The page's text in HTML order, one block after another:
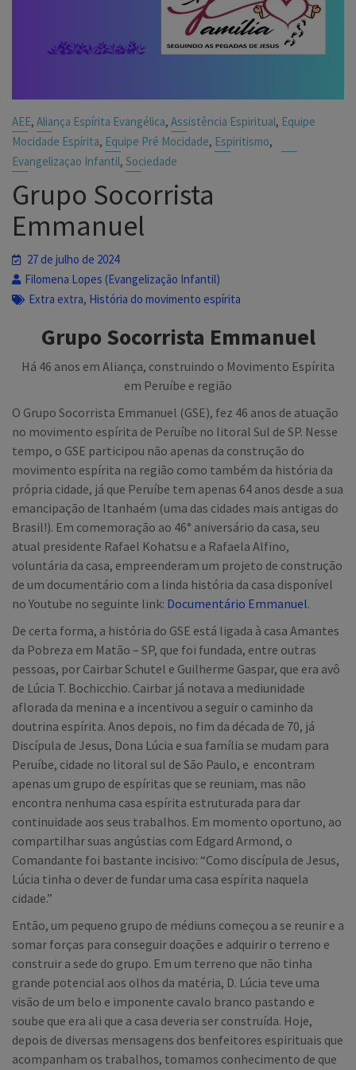
AEE, Aliança Espírita Evangélica, Assistência Espiritual, Equipe
Mocidade Espírita, Equipe Pré Mocidade, Espiritismo,
Evangelizaçao Infantil, Sociedade
Grupo Socorrista
Emmanuel
27 de julho de 2024
Filomena Lopes (Evangelização Infantil)
Extra extra, História do movimento espírita
Grupo Socorrista Emmanuel
Há 46 anos em Aliança, construindo o Movimento Espírita
em Peruíbe e região
O Grupo Socorrista Emmanuel (GSE), fez 46 anos de atuação
no movimento espírita de Peruíbe no litoral Sul de SP. Nesse
tempo, o GSE participou não apenas da construção do
movimento espírita na região como também da história da
própria cidade, já que Peruíbe tem apenas 64 anos desde a sua
emancipação de Itanhaém (uma das cidades mais antigas do
Brasil!). Em comemoração ao 46° aniversário da casa, seu
atual presidente Rafael Kohatsu e a Rafaela Alfino,
voluntária da casa, empreenderam um projeto de construção
de um documentário com a linda história da casa disponível
no Youtube no seguinte link: Documentário Emmanuel.
De certa forma, a história do GSE está ligada à casa Amantes
da Pobreza em Matão – SP, que foi fundada, entre outras
pessoas, por Cairbar Schutel e Guilherme Gaspar, que era avô
de Lúcia T. Bochicchio. Cairbar já notava a mediunidade
aflorada da menina e a incentivou a seguir o caminho da
doutrina espírita. Anos depois, no fim da década de 70, já
Discípula de Jesus, Dona Lúcia e sua família se mudam para
Peruíbe, cidade no litoral sul de São Paulo, e encontram
apenas um grupo de espíritas que se reuniam, mas não
encontra nenhuma casa espírita estruturada para dar
continuidade aos seus trabalhos. Em momento oportuno, ao
compartilhar suas angústias com Edgard Armond, o
Comandante foi bastante incisivo: “Como discípula de Jesus,
Lúcia tinha o dever de fundar uma casa espírita naquela
cidade.”
Então, um pequeno grupo de médiuns começou a se reunir e a
somar forças para conseguir doações e adquirir o terreno e
construir a sede do grupo. Em um terreno que não tinha
grande potencial aos olhos da matéria, D. Lúcia teve uma
visão de um belo e imponente cavalo branco pastando e
soube que era ali que a casa deveria ser construída. Hoje,
depois de diversas mensagens dos benfeitores espirituais que
acompanham os trabalhos, tomamos conhecimento de que